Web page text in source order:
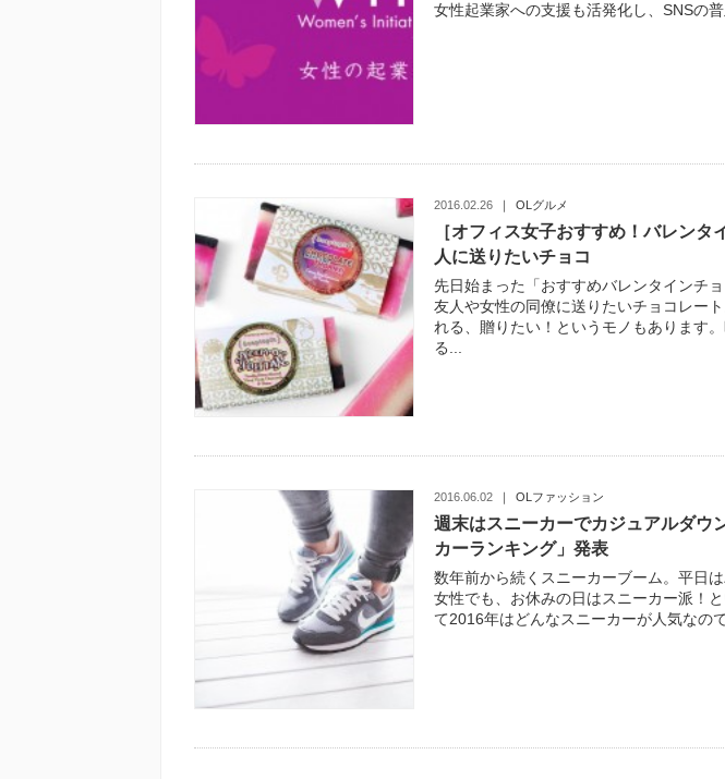
女性起業家への支援も活発化し、SNSの
2016.02.26 OLグルメ
［オフィス女子おすすめ！バレン
人に送りたいチョコ
先日始まった「おすすめバレンタインチ
友人や女性の同僚に送りたいチョコレー
れる、贈りたい！というモノもあります
る...
2016.06.02 OLファッション
週末はスニーカーでカジュアルダウ
カーランキング」発表
数年前から続くスニーカーブーム。平日
女性でも、お休みの日はスニーカー派！
て2016年はどんなスニーカーが人気なの